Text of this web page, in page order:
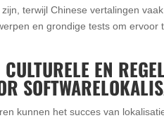
terwijl Chinese vertalingen
en grondige tests om
EN
kunnen het succes van